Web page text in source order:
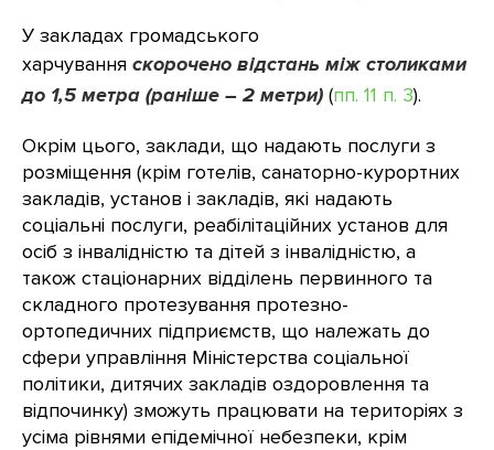
У закладах громадського
харчування скорочено відстань між столиками
до 1,5 метра (раніше – 2 метри) (пп. 11 п. 3).
Окрім цього, заклади, що надають послуги з
розміщення (крім готелів, санаторно-курортних
закладів, установ і закладів, які надають
соціальні послуги, реабілітаційних установ для
осіб з інвалідністю та дітей з інвалідністю, а
також стаціонарних відділень первинного та
складного протезування протезно-
ортопедичних підприємств, що належать до
сфери управління Міністерства соціальної
політики, дитячих закладів оздоровлення та
відпочинку) зможуть працювати на територіях з
усіма рівнями епідемічної небезпеки, крім